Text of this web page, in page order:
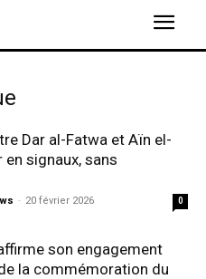
Dar al-Fatwa et Aïn el-
en signaux, sans
- 20 février 2026 0
son engagement
la commémoration du